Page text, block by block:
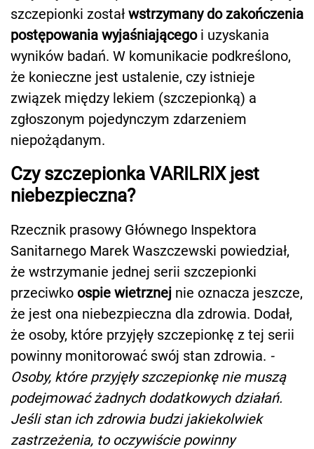
szczepionki został wstrzymany do zakończenia
postępowania wyjaśniającegoi uzyskania
wyników badań. W komunikacie podkreślono,
że konieczne jest ustalenie, czy istnieje
związek między lekiem (szczepionką) a
zgłoszonym pojedynczym zdarzeniem
niepożądanym.
Czy szczepionka VARILRIX jest
niebezpieczna?
Rzecznik prasowy Głównego Inspektora
Sanitarnego Marek Waszczewski powiedział,
że wstrzymanie jednej serii szczepionki
przeciwko ospie wietrznej nie oznacza jeszcze,
że jest ona niebezpieczna dla zdrowia. Dodał,
że osoby, które przyjęły szczepionkę z tej serii
powinny monitorować swój stan zdrowia. -
Osoby, które przyjęły szczepionkę nie muszą
podejmować żadnych dodatkowych działań.
Jeśli stan ich zdrowia budzi jakiekolwiek
zastrzeżenia, to oczywiście powinny